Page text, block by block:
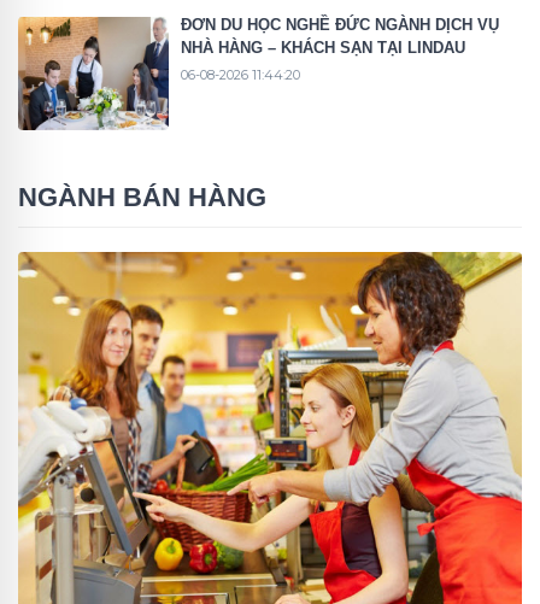
ĐƠN DU HỌC NGHỀ ĐỨC NGÀNH DỊCH VỤ
NHÀ HÀNG – KHÁCH SẠN TẠI LINDAU
06-08-2026 11:44:20
NGÀNH BÁN HÀNG